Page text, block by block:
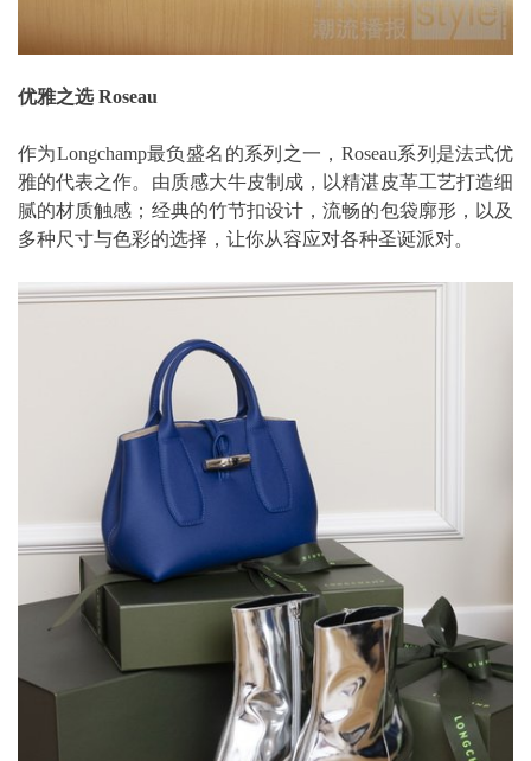
优雅之选 Roseau
作为Longchamp最负盛名的系列之一，Roseau系列是法式优
雅的代表之作。由质感大牛皮制成，以精湛皮革工艺打造细
腻的材质触感；经典的竹节扣设计，流畅的包袋廓形，以及
多种尺寸与色彩的选择，让你从容应对各种圣诞派对。